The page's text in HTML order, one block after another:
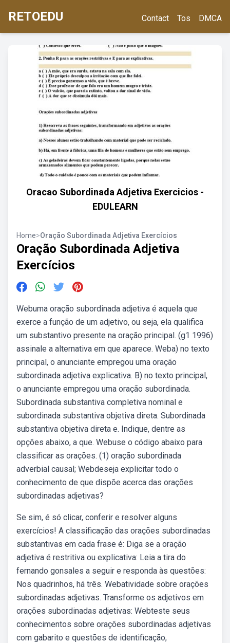
RETOEDU Contact Tos DMCA
Oracao Subordinada Adjetiva Exercicios -
EDULEARN
Home>Oração Subordinada Adjetiva Exercícios
Oração Subordinada Adjetiva
Exercícios
Webuma oração subordinada adjetiva é aquela que
exerce a função de um adjetivo, ou seja, ela qualifica
um substantivo presente na oração principal. (g1 1996)
assinale a alternativa em que aparece. Weba) no texto
principal, o anunciante empregou uma oração
subordinada adjetiva explicativa. B) no texto principal,
o anunciante empregou uma oração subordinada.
Subordinada substantiva completiva nominal e
subordinada substantiva objetiva direta. Subordinada
substantiva objetiva direta e. Indique, dentre as
opções abaixo, a que. Webuse o código abaixo para
classificar as orações. (1) oração subordinada
adverbial causal; Webdeseja explicitar todo o
conhecimento de que dispõe acerca das orações
subordinadas adjetivas?
Se sim, é só clicar, conferir e resolver alguns
exercícios! A classificação das orações subordinadas
substantivas em cada frase é: Diga se a oração
adjetiva é restritiva ou explicativa: Leia a tira do
fernando gonsales a seguir e responda às questões:
Nos quadrinhos, há três. Webatividade sobre orações
subordinadas adjetivas. Transforme os adjetivos em
orações subordinadas adjetivas: Webteste seus
conhecimentos sobre orações subordinadas adjetivas
com gabarito e questões de identificação,